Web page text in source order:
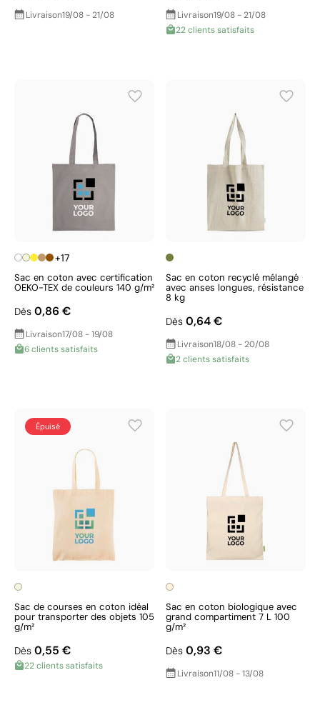
Livraison19/08 - 21/08 Livraison19/08 - 21/08
22 clients satisfaits
+17
Sac en coton avec certification
OEKO-TEX de couleurs 140 g/m²
Dès 0,86 €
Livraison17/08 - 19/08
6 clients satisfaits
Sac en coton recyclé mélangé
avec anses longues, résistance
8 kg
Dès 0,64 €
Livraison18/08 - 20/08
2 clients satisfaits
Épuisé
Sac de courses en coton idéal
pour transporter des objets 105
g/m²
Dès 0,55 €
22 clients satisfaits
Sac en coton biologique avec
grand compartiment 7 L 100
g/m²
Dès 0,93 €
Livraison11/08 - 13/08